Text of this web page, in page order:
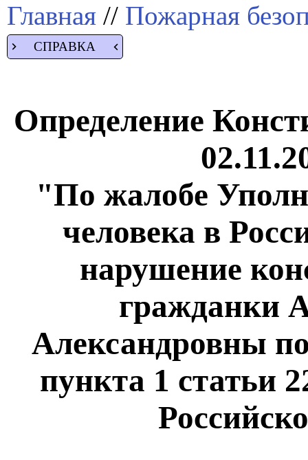
Главная // Пожарная
СПРАВКА
Определение
"По жалобе
человека в
нарушение
гражданки
Александровны
пункта 1 статьи